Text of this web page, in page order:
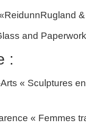
and
:
« Sculptures
« Femmes